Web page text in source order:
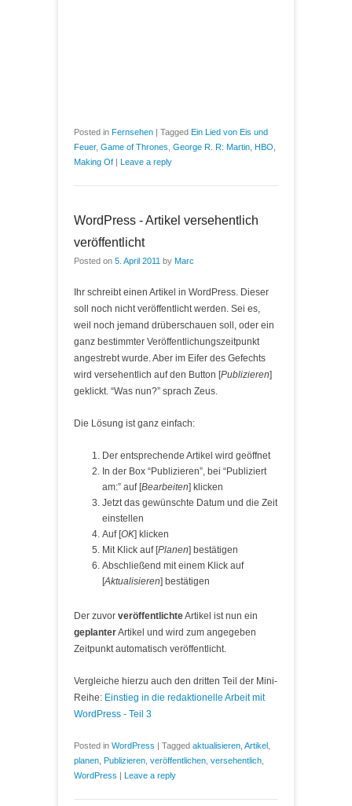
Posted in Fernsehen | Tagged Ein Lied von Eis und
Feuer, Game of Thrones George R. R: Martin HBO
Making Of | Leave a reply
WordPress - Artikel versehentlich
veröffentlicht
Posted on 5. April 2011 by Marc
Ihr schreibt einen Artikel in WordPress. Dieser
soll noch nicht veröffentlicht werden. Sei es,
weil noch jemand drüberschauen soll, oder ein
ganz bestimmter Veröffentlichungszeitpunkt
angestrebt wurde. Aber im Eifer des Gefechts
wird versehentlich auf den Button [Publizieren]
geklickt. “Was nun?” sprach Zeus.
Die Lösung ist ganz einfach:
Der entsprechende Artikel wird geöffnet
In der Box “Publizieren”, bei “Publiziert
am:” auf [Bearbeiten] klicken
Jetzt das gewünschte Datum und die Zeit
einstellen
Auf [OK] klicken
Mit Klick auf [Planen] bestätigen
Abschließend mit einem Klick auf
[Aktualisieren] bestätigen
Der zuvor veröffentlichteArtikel ist nun ein
geplanterArtikel und wird zum angegeben
Zeitpunkt automatisch veröffentlicht.
Vergleiche hierzu auch den dritten Teil der Mini-
Reihe: Einstieg in die redaktionelle Arbeit mit
WordPress - Teil 3
Posted in WordPress | Tagged aktualisieren Artikel
planen Publizieren veröffentlichen versehentlich
WordPress | Leave a reply